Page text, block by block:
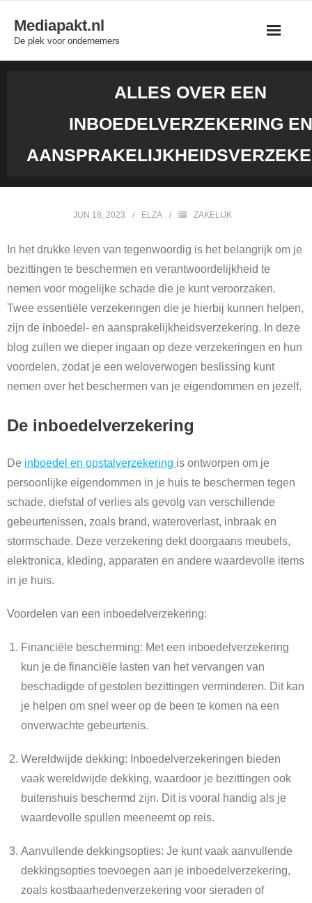
content
Mediapakt.nl
De plek voor ondernemers
ALLES OVER EEN
INBOEDELVERZEKERING EN
JUN 18, 2023 ELZA ZAKELIJK
In het drukke leven van tegenwoordig is het belangrijk om je
bezittingen te beschermen en verantwoordelijkheid te
nemen voor mogelijke schade die je kunt veroorzaken.
Twee essentiële verzekeringen die je hierbij kunnen helpen,
zijn de inboedel- en aansprakelijkheidsverzekering. In deze
blog zullen we dieper ingaan op deze verzekeringen en hun
voordelen, zodat je een weloverwogen beslissing kunt
nemen over het beschermen van je eigendommen en jezelf.
De inboedelverzekering
De inboedel en opstalverzekering is ontworpen om je
persoonlijke eigendommen in je huis te beschermen tegen
schade, diefstal of verlies als gevolg van verschillende
gebeurtenissen, zoals brand, wateroverlast, inbraak en
stormschade. Deze verzekering dekt doorgaans meubels,
elektronica, kleding, apparaten en andere waardevolle items
in je huis.
Voordelen van een inboedelverzekering:
Financiële bescherming: Met een inboedelverzekering
kun je de financiële lasten van het vervangen van
beschadigde of gestolen bezittingen verminderen. Dit kan
je helpen om snel weer op de been te komen na een
onverwachte gebeurtenis.
Wereldwijde dekking: Inboedelverzekeringen bieden
vaak wereldwijde dekking, waardoor je bezittingen ook
buitenshuis beschermd zijn. Dit is vooral handig als je
waardevolle spullen meeneemt op reis.
Aanvullende dekkingsopties: Je kunt vaak aanvullende
dekkingsopties toevoegen aan je inboedelverzekering,
zoals kostbaarhedenverzekering voor sieraden of